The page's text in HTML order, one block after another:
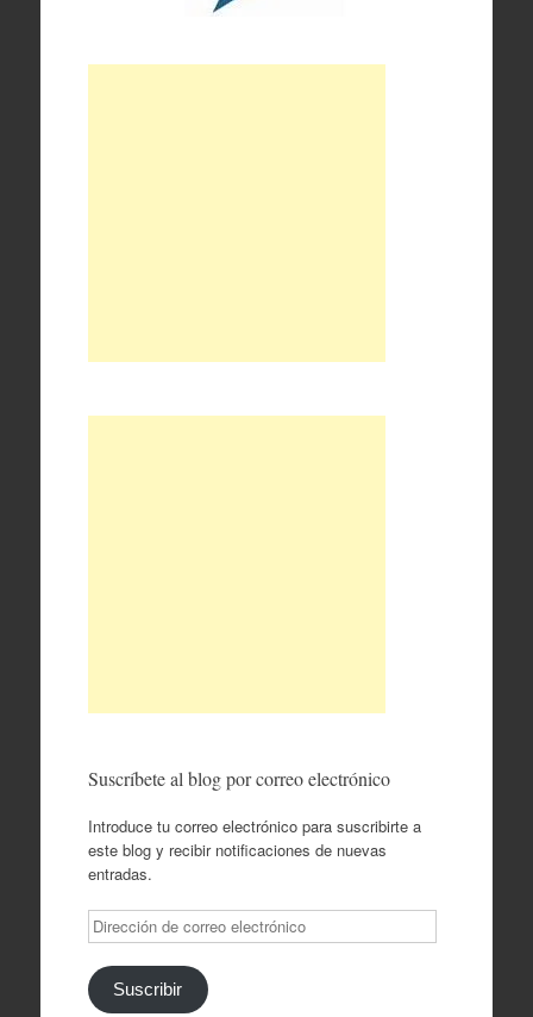
Suscríbete al blog por correo electrónico
Introduce tu correo electrónico para suscribirte a
este blog y recibir notificaciones de nuevas
entradas.
Dirección
de
correo
electrónico
Suscribir